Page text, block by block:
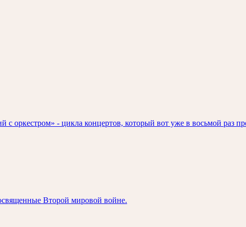
оркестром» - цикла концертов, который вот уже в восьмой раз
Второй мировой войне.